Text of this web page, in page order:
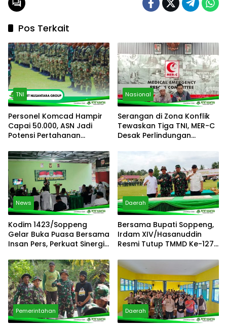
Pos Terkait
TNI
Personel Komcad Hampir
Capai 50.000, ASN Jadi
Potensi Pertahanan
Nasional
Serangan di Zona Konflik
Tewaskan Tiga TNI, MER-C
Desak Perlindungan
News
Kodim 1423/Soppeng
Gelar Buka Puasa Bersama
Insan Pers, Perkuat Sinergi
Daerah
Bersama Bupati Soppeng,
Irdam XIV/Hasanuddin
Resmi Tutup TMMD Ke-127
Soppeng
Pemerintahan Daerah